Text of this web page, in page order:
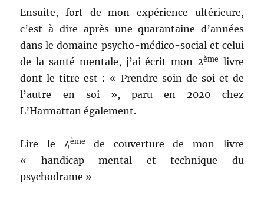
Ensuite, fort de mon expérience ultérieure,
c’est-à-dire après une quarantaine d’années
dans le domaine psycho-médico-social et celui
de la santé mentale, j’ai écrit mon 2ème livre
dont le titre est : « Prendre soin de soi et de
l’autre en soi », paru en 2020 chez
L’Harmattan également.
Lire le 4ème
de couverture de mon livre
« handicap mental et technique du
psychodrame »